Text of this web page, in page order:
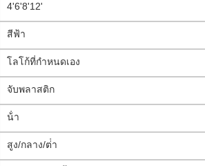
4'6'8'12'
สีฟ้า
โลโก้ที่กําหนดเอง
จับพลาสติก
น้ํา
สูง/กลาง/ต่ํา